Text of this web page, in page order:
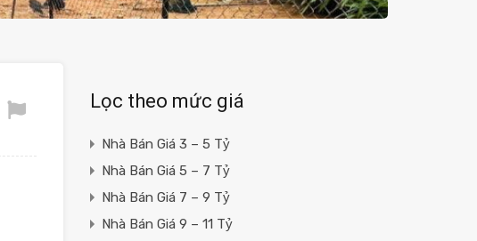
Lọc theo mức giá
Nhà Bán Giá 3 – 5 Tỷ
Nhà Bán Giá 5 – 7 Tỷ
Nhà Bán Giá 7 – 9 Tỷ
Nhà Bán Giá 9 – 11 Tỷ